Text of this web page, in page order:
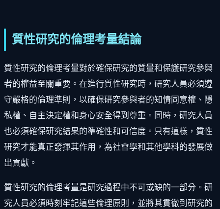
質性研究的倫理考量結論
質性研究的倫理考量對於確保研究的質量和保護研究參與
者的權益至關重要。在進行質性研究時，研究人員必須遵
守嚴格的倫理準則，以確保研究參與者的知情同意權、隱
私權、自主決定權和身心安全得到尊重。同時，研究人員
也必須確保研究結果的準確性和可信度。只有這樣，質性
研究才能真正發揮其作用，為社會學和其他學科的發展做
出貢獻。
質性研究的倫理考量是研究過程中不可或缺的一部分。研
究人員必須時刻牢記這些倫理原則，並將其貫徹到研究的